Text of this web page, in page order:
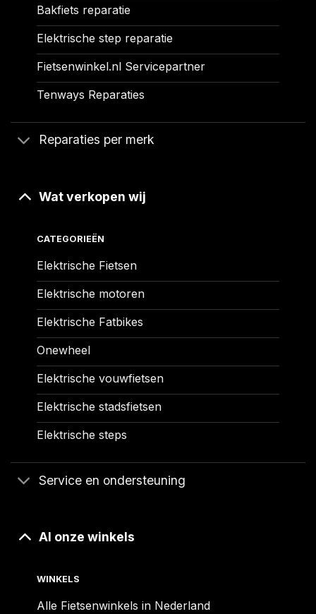
Bakfiets reparatie
Elektrische step reparatie
Fietsenwinkel.nl Servicepartner
Tenways Reparaties
Reparaties per merk
Wat verkopen wij
CATEGORIEËN
Elektrische Fietsen
Elektrische motoren
Elektrische Fatbikes
Onewheel
Elektrische vouwfietsen
Elektrische stadsfietsen
Elektrische steps
Service en ondersteuning
Al onze winkels
WINKELS
Alle Fietsenwinkels in Nederland